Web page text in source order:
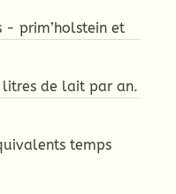
- prim’holstein et
de lait par an.
temps